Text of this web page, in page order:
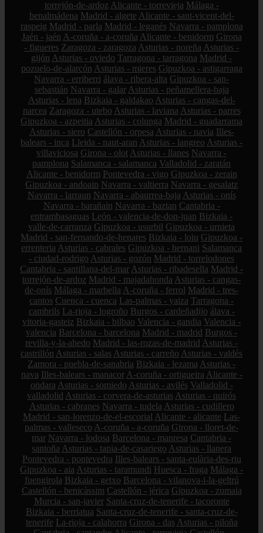
torrejón-de-ardoz Alicante - torrevieja Málaga -
benalmádena Madrid - algete Alicante - sant-vicent-del-
raspeig Madrid - parla Madrid - leganés Navarra - pamplona
Jaén - jaén A-coruña - a-coruña Alicante - benidorm Girona
- figueres Zaragoza - zaragoza Asturias - noreña Asturias -
gijón Asturias - oviedo Tarragona - tarragona Madrid -
pozuelo-de-alarcón Asturias - mieres Gipuzkoa - astigarraga
Navarra - erriberri álava - ribera-alta Gipuzkoa - san-
sebastián Navarra - galar Asturias - peñamellera-baja
Asturias - lena Bizkaia - galdakao Asturias - cangas-del-
narcea Zaragoza - utebo Asturias - laviana Asturias - parres
Gipuzkoa - azpeitia Asturias - colunga Madrid - guadarrama
Asturias - siero Castellón - orpesa Asturias - navia Illes-
balears - inca Lleida - naut-aran Asturias - langreo Asturias -
villaviciosa Girona - olot Asturias - llanes Navarra -
pamplona Salamanca - salamanca Valladolid - zaratán
Alicante - benidorm Pontevedra - vigo Gipuzkoa - zerain
Gipuzkoa - andoain Navarra - valtierra Navarra - gesalatz
Navarra - larraun Navarra - abaurrea-baja Asturias - onís
Navarra - barañain Navarra - baztan Cantabria -
entrambasaguas León - valencia-de-don-juan Bizkaia -
valle-de-carranza Gipuzkoa - usurbil Gipuzkoa - urnieta
Madrid - san-fernando-de-henares Bizkaia - loiu Gipuzkoa -
errenteria Asturias - cabrales Gipuzkoa - hernani Salamanca
- ciudad-rodrigo Asturias - gozón Madrid - torrelodones
Cantabria - santillana-del-mar Asturias - ribadesella Madrid -
torrejón-de-ardoz Madrid - majadahonda Asturias - cangas-
de-onís Málaga - marbella A-coruña - ferrol Madrid - tres-
cantos Cuenca - cuenca Las-palmas - yaiza Tarragona -
cambrils La-rioja - logroño Burgos - cardeñadijo álava -
vitoria-gasteiz Bizkaia - bilbao Valencia - gandia Valencia -
valencia Barcelona - barcelona Madrid - madrid Burgos -
revilla-y-la-ahedo Madrid - las-rozas-de-madrid Asturias -
castrillón Asturias - salas Asturias - carreño Asturias - valdés
Zamora - puebla-de-sanabria Bizkaia - lezama Asturias -
nava Illes-balears - manacor A-coruña - ortigueira Alicante -
ondara Asturias - somiedo Asturias - avilés Valladolid -
valladolid Asturias - corvera-de-asturias Asturias - quirós
Asturias - cabranes Navarra - tudela Asturias - cudillero
Madrid - san-lorenzo-de-el-escorial Alicante - alicante Las-
palmas - valleseco A-coruña - a-coruña Girona - lloret-de-
mar Navarra - lodosa Barcelona - manresa Cantabria -
santoña Asturias - tapia-de-casariego Asturias - llanera
Pontevedra - pontevedra Illes-balears - santa-eulària-des-riu
Gipuzkoa - aia Asturias - taramundi Huesca - fraga Málaga -
fuengirola Bizkaia - getxo Barcelona - vilanova-i-la-geltrú
Castellón - benicàssim Castellón - jérica Gipuzkoa - zumaia
Murcia - san-javier Santa-cruz-de-tenerife - tacoronte
Bizkaia - berriatua Santa-cruz-de-tenerife - santa-cruz-de-
tenerife La-rioja - calahorra Girona - das Asturias - piloña